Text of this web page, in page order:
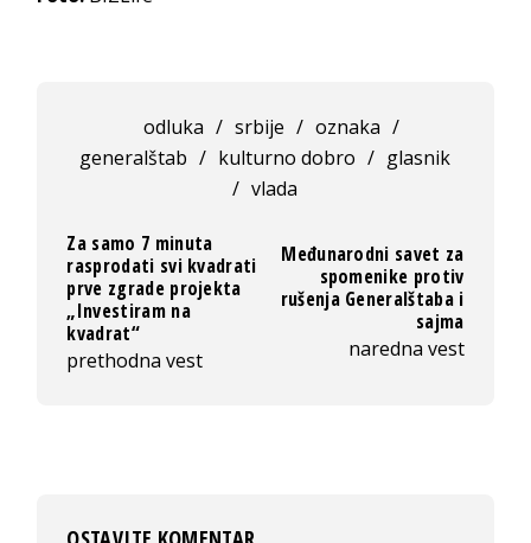
odluka / srbije / oznaka /
generalštab / kulturno dobro / glasnik
/ vlada
Za samo 7 minuta
rasprodati svi kvadrati
prve zgrade projekta
„Investiram na
kvadrat“
prethodna vest
Međunarodni savet za
spomenike protiv
rušenja Generalštaba i
sajma
naredna vest